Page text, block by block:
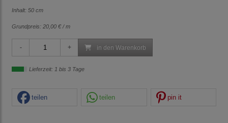
Inhalt: 50 cm
Grundpreis: 20,00 € / m
in den Warenkorb
Lieferzeit: 1 bis 3 Tage
teilen teilen pin it